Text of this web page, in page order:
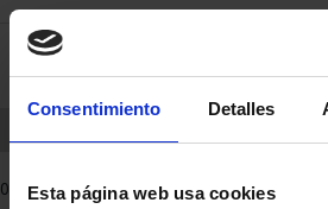
Consentimiento Detalles
Esta página web usa cookies
saltar
contenido
Saltar
men
0 Productos encontrados